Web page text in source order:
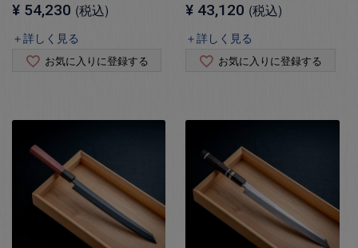
¥ 54,230 税込
＋詳しく見る
お気に入りに登録する
¥ 43,120 税込
＋詳しく見る
お気に入りに登録する